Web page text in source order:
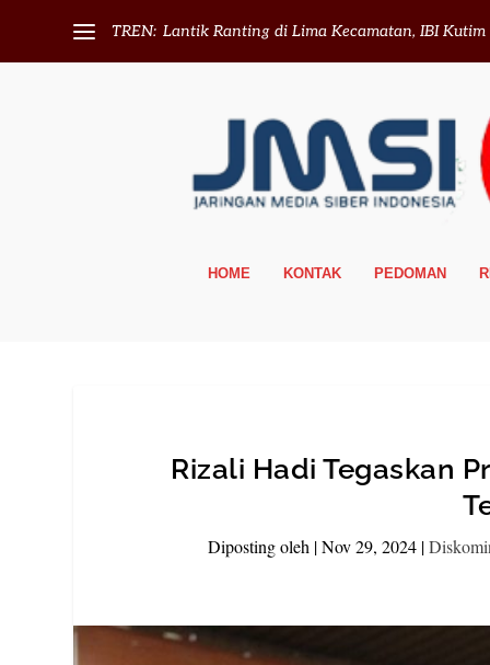
TREN: Lantik Ranting di Lima Kecamatan, IBI Kutim
HOME KONTAK PEDOMAN
Rizali Hadi Tegaskan
Diposting oleh |Nov 29, 2024|